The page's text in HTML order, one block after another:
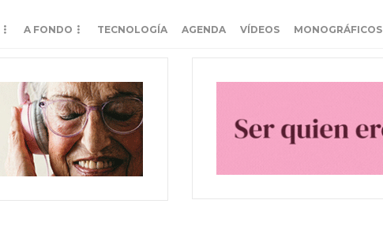
A FONDO TECNOLOGÍA AGENDA VÍDEOS MONOGRÁFICOS